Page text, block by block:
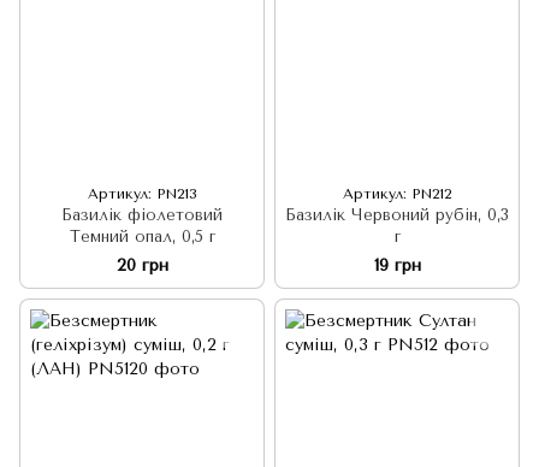
Артикул: PN213
Базилік фіолетовий
Темний опал, 0,5 г
20 грн
Артикул: PN212
Базилік Червоний рубін, 0,3
г
19 грн